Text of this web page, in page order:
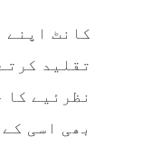
کانٹ اپنے
تقلید
نظرئیے کا
بھی اسی